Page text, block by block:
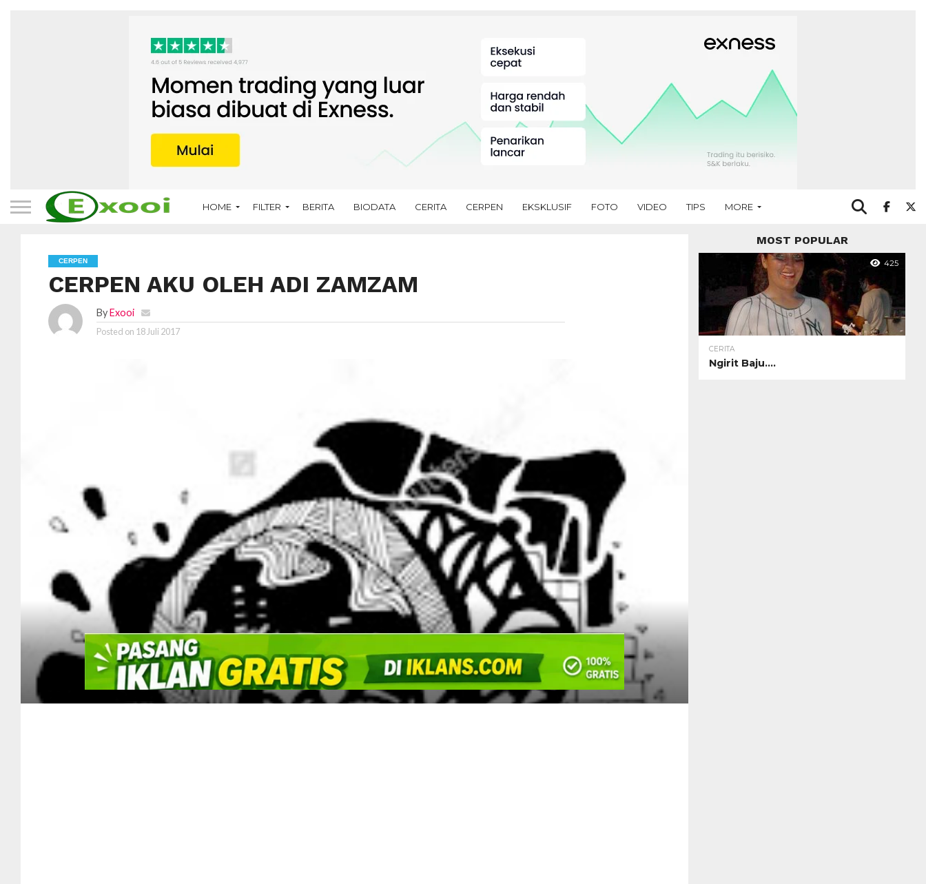
HOME FILTER BERITA BIODATA CERITA CERPEN EKSKLUSIF FOTO VIDEO TIPS MORE
CERPEN
CERPEN AKU OLEH ADI ZAMZAM
By Exooi
Posted on 18 Juli 2017
MOST POPULAR
425
CERITA
Ngirit Baju….